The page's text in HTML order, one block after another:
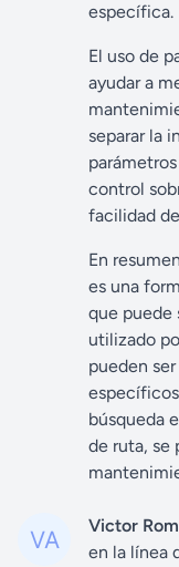
específica.
El uso de
ayudar a
separar la
control
facilidad
En
es una
que puede
utilizado
pueden
búsqueda
de ruta, se
Victor
en la línea